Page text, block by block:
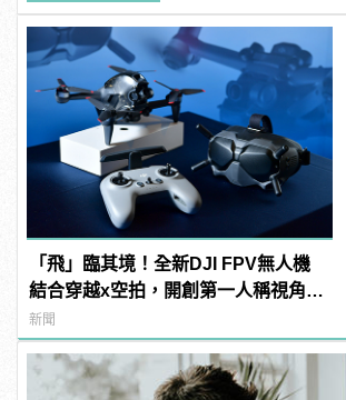
「飛」臨其境！全新DJI FPV無人機
結合穿越x空拍，開創第一人稱視角飛
行體驗！
新聞